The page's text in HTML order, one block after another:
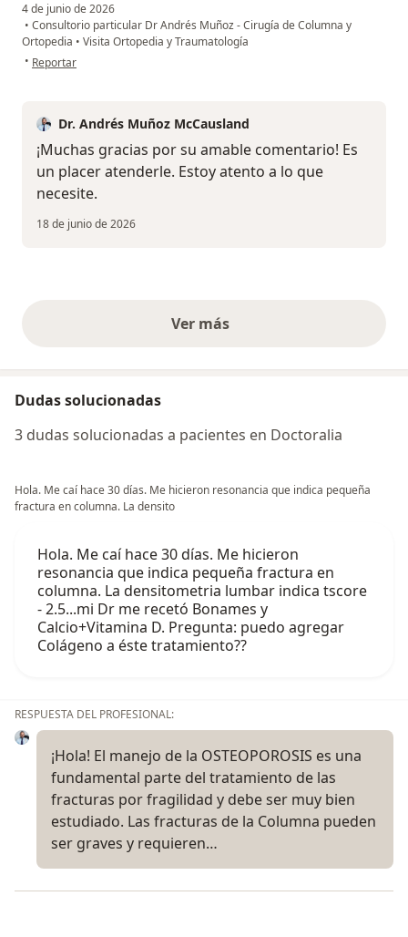
4 de junio de 2026
• Consultorio particular Dr Andrés Muñoz - Cirugía de Columna y
Ortopedia • Visita Ortopedia y Traumatología
• en opinión del usuario Jimena clavijo
Reportar
Dr. Andrés Muñoz McCausland
¡Muchas gracias por su amable comentario! Es
un placer atenderle. Estoy atento a lo que
necesite.
18 de junio de 2026
Ver másopiniones anteriores
Dudas solucionadas
3 dudas solucionadas a pacientes en Doctoralia
Hola. Me caí hace 30 días. Me hicieron resonancia que indica pequeña
fractura en columna. La densito
Hola. Me caí hace 30 días. Me hicieron
resonancia que indica pequeña fractura en
columna. La densitometria lumbar indica tscore
- 2.5...mi Dr me recetó Bonames y
Calcio+Vitamina D. Pregunta: puedo agregar
Colágeno a éste tratamiento??
RESPUESTA DEL PROFESIONAL:
¡Hola! El manejo de la OSTEOPOROSIS es una
fundamental parte del tratamiento de las
fracturas por fragilidad y debe ser muy bien
estudiado. Las fracturas de la Columna pueden
ser graves y requieren…